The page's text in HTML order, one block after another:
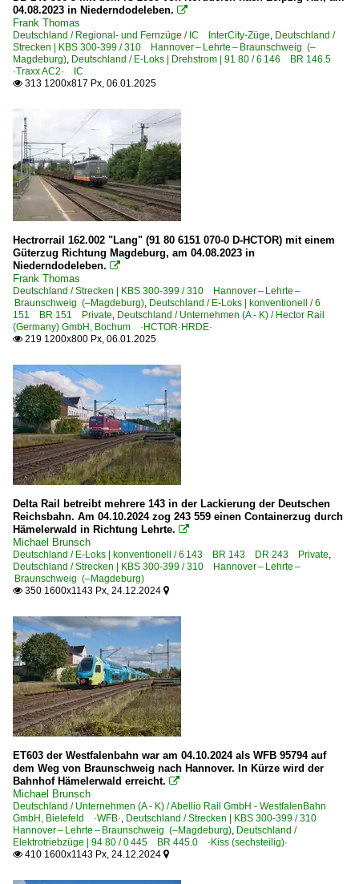
6 151 BR 151 Private
6 155 BR 155 DR 250 'Energiecontainer'
6 155 BR 155 DR 250 'Energiecontainer' Private
Elektrotriebzüge | 93 8x | ICE - IC
ICE 1 BR 401 · 5 401 · 5 801-804 ganze Züge
ICE 2 BR 402 · 5 402 · 5 805-808 Triebköpfe oder Züge
ICE 2 BR 808 · 5 808 Steuerwagen
Elektrotriebzüge | 94 80
0 445 BR 445.0 ·Kiss (sechsteilig)·
0 445 BR 445.1 ·Kiss (vierteilig)·
1 440 BR 440 ·Coradia Continental 2· 'Grinsekatze'
Güterverkehr
Autotransportzüge
Gemischte Güterzüge
Kessel- und Silozüge
KLV Containerzüge
Militärtransporte
Schotter- und Kieszüge
Übergabefahrten, Sonderzüge
Personenwagen | Steuerwagen
Doppelstock-Steuerwagen 4. Generation 763-767, 785
Doppelstock-Steuerwagen 5. Generation IC2 668
IC-Steuerwagen InterRegio 269, 287
IC-Steuerwagen 286
Steuerwagen Innovationszug 799
Regional- und Fernzüge
DbZ Überführungsfahrten, Züge für besondere Zwecke
IC InterCity-Züge
PbZ Personenzug für besondere Zwecke
04.08.2023 in Niederndodeleben. 
Frank Thomas
Deutschland / Regional- und Fernzüge / IC InterCity-Züge, Deutschland /
Strecken | KBS 300-399 / 310 Hannover – Lehrte – Braunschweig (–
Magdeburg), Deutschland / E-Loks | Drehstrom | 91 80 / 6 146 BR 146.5
·Traxx AC2· IC
 313 1200x817 Px, 06.01.2025
Hectrorrail 162.002 "Lang" (91 80 6151 070-0 D-HCTOR) mit einem
Güterzug Richtung Magdeburg, am 04.08.2023 in
Niederndodeleben. 
Frank Thomas
Deutschland / Strecken | KBS 300-399 / 310 Hannover – Lehrte –
Braunschweig (–Magdeburg), Deutschland / E-Loks | konventionell / 6
151 BR 151 Private, Deutschland / Unternehmen (A - K) / Hector Rail
(Germany) GmbH, Bochum ·HCTOR·HRDE·
 219 1200x800 Px, 06.01.2025
Delta Rail betreibt mehrere 143 in der Lackierung der Deutschen
Reichsbahn. Am 04.10.2024 zog 243 559 einen Containerzug durch
Hämelerwald in Richtung Lehrte. 
Michael Brunsch
Deutschland / E-Loks | konventionell / 6 143 BR 143 DR 243 Private,
Deutschland / Strecken | KBS 300-399 / 310 Hannover – Lehrte –
Braunschweig (–Magdeburg)
 350 1600x1143 Px, 24.12.2024 
ET603 der Westfalenbahn war am 04.10.2024 als WFB 95794 auf
dem Weg von Braunschweig nach Hannover. In Kürze wird der
Bahnhof Hämelerwald erreicht. 
Michael Brunsch
Deutschland / Unternehmen (A - K) / Abellio Rail GmbH - WestfalenBahn
GmbH, Bielefeld ·WFB·, Deutschland / Strecken | KBS 300-399 / 310
Hannover – Lehrte – Braunschweig (–Magdeburg), Deutschland /
Elektrotriebzüge | 94 80 / 0 445 BR 445.0 ·Kiss (sechsteilig)·
 410 1600x1143 Px, 24.12.2024 